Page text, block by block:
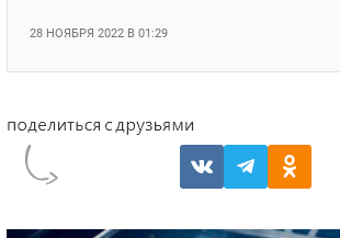
28 НОЯБРЯ 2022 В 01:29